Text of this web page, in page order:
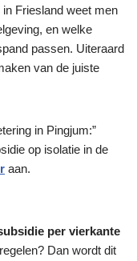
Friesland weet men
en welke
passen. Uiteraard
van de juiste
in Pingjum:”
op isolatie in de
aan.
per vierkante
Dan wordt dit